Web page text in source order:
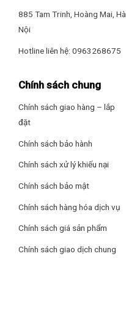
hiện đại, nhỏ gọn
Ngăn rau quả rộng rãi,
Ngăn chứa rau quả được
cây. Điều này giúp bạn bảo
chúng tươi ngon trong thời
của hơi ẩm. Ngược lại, khi
thường, ngăn sẽ cho phép
885 Tam Trinh, Hoàng Mai, Hà
Nội
Hotline liên hệ: 0963268675
Chính sách chung
Chính sách giao hàng – lắp
đặt
Chính sách bảo hành
Chính sách xử lý khiếu nại
Chính sách bảo mật
Chính sách hàng hóa dịch vụ
Chính sách giá sản phẩm
Chính sách giao dịch chung